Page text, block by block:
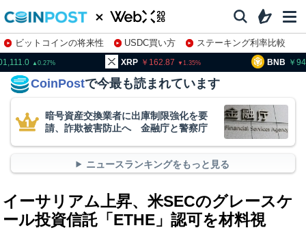
ビットコインの将来性 USDC買い方
ステーキング利率比較
株特集・関連銘柄
0.27 XRP 162.87 1.35 BNB
CoinPostで今最も読まれています
暗号資産交換業者に出庫制限強化を要
請、詐欺被害防止へ 金融庁と警察庁
ニュースランキングをもっと見る
イーサリアム上昇、米SECのグレースケ
ール投資信託「ETHE」認可を材料視